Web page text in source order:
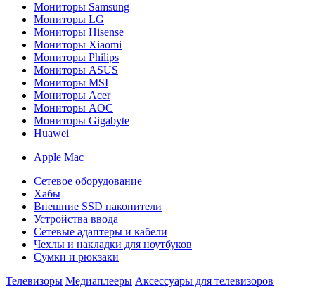
Мониторы Samsung
Мониторы LG
Мониторы Hisense
Мониторы Xiaomi
Мониторы Philips
Мониторы ASUS
Мониторы MSI
Мониторы Acer
Мониторы AOC
Мониторы Gigabyte
Huawei
Apple Mac
Сетевое оборудование
Хабы
Внешние SSD накопители
Устройства ввода
Сетевые адаптеры и кабели
Чехлы и накладки для ноутбуков
Сумки и рюкзаки
Телевизоры Медиаплееры Аксессуары для телевизоров